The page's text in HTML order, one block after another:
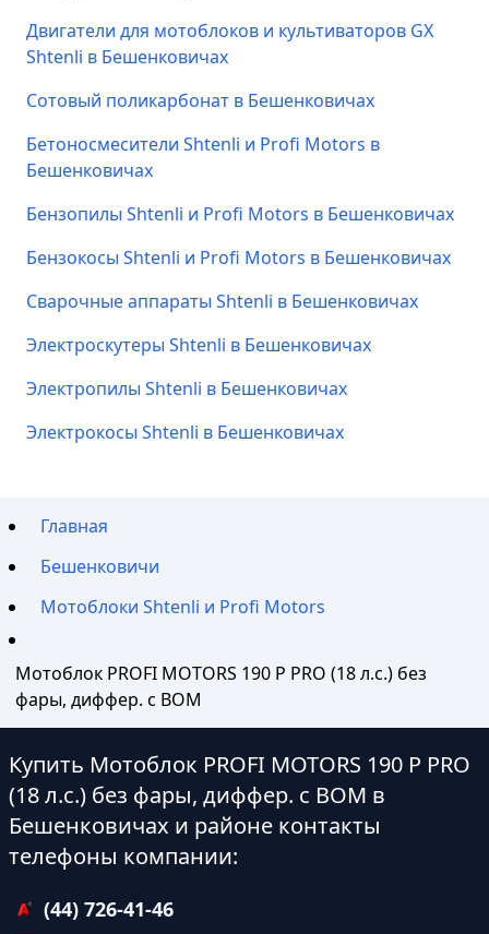
Двигатели для мотоблоков и культиваторов GX
Shtenli в Бешенковичах
Сотовый поликарбонат в Бешенковичах
Бетоносмесители Shtenli и Profi Motors в
Бешенковичах
Бензопилы Shtenli и Profi Motors в Бешенковичах
Бензокосы Shtenli и Profi Motors в Бешенковичах
Сварочные аппараты Shtenli в Бешенковичах
Электроскутеры Shtenli в Бешенковичах
Электропилы Shtenli в Бешенковичах
Электрокосы Shtenli в Бешенковичах
Главная
Бешенковичи
Мотоблоки Shtenli и Profi Motors
Мотоблок PROFI MOTORS 190 P PRO (18 л.с.) без
фары, диффер. с ВОМ
Купить Мотоблок PROFI MOTORS 190 P PRO
(18 л.с.) без фары, диффер. с ВОМ в
Бешенковичах и районе контакты
телефоны компании:
(44) 726-41-46